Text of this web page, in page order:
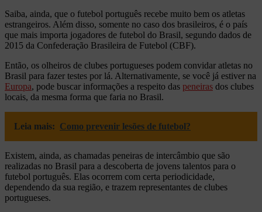
Saiba, ainda, que o futebol português recebe muito bem os atletas
estrangeiros. Além disso, somente no caso dos brasileiros, é o país
que mais importa jogadores de futebol do Brasil, segundo dados de
2015 da Confederação Brasileira de Futebol (CBF).
Então, os olheiros de clubes portugueses podem convidar atletas no
Brasil para fazer testes por lá. Alternativamente, se você já estiver na
Europa, pode buscar informações a respeito das peneiras dos clubes
locais, da mesma forma que faria no Brasil.
Leia mais: Como prevenir lesões de futebol?
Existem, ainda, as chamadas peneiras de intercâmbio que são
realizadas no Brasil para a descoberta de jovens talentos para o
futebol português. Elas ocorrem com certa periodicidade,
dependendo da sua região, e trazem representantes de clubes
portugueses.